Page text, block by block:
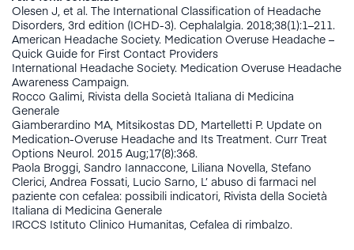
Olesen J, et al. The International Classification of Headache
Disorders, 3rd edition (ICHD-3). Cephalalgia. 2018;38(1):1–211.
American Headache Society. Medication Overuse Headache –
Quick Guide for First Contact Providers
International Headache Society. Medication Overuse Headache
Awareness Campaign.
Rocco Galimi, Rivista della Società Italiana di Medicina
Generale
Giamberardino MA, Mitsikostas DD, Martelletti P. Update on
Medication-Overuse Headache and Its Treatment. Curr Treat
Options Neurol. 2015 Aug;17(8):368.
Paola Broggi, Sandro Iannaccone, Liliana Novella, Stefano
Clerici, Andrea Fossati, Lucio Sarno, L’ abuso di farmaci nel
paziente con cefalea: possibili indicatori, Rivista della Società
Italiana di Medicina Generale
IRCCS Istituto Clinico Humanitas, Cefalea di rimbalzo.